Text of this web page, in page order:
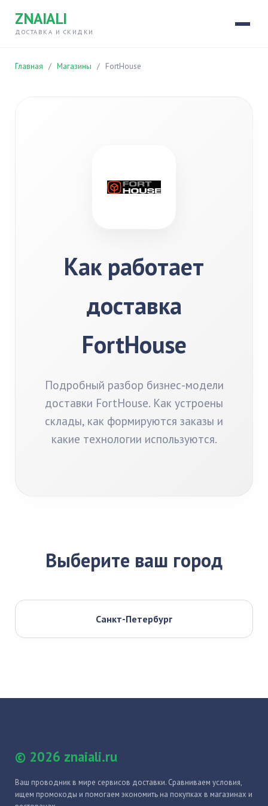
ZNAIALI
ДОСТАВКА И СКИДКИ
Главная / Магазины / FortHouse
Как работает
доставка
FortHouse
Подробный разбор бизнес-модели
доставки FortHouse. Как устроены
склады, как формируются заказы и
какие технологии используются.
Выберите ваш город
Санкт-Петербург
© 2026 znaiali.ru
Ваш проводник в мире сервисов доставки. Сравниваем условия,
ищем промокоды и помогаем экономить на покупках в магазинах и